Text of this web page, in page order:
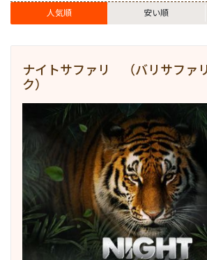
人気順 安い順
ナイトサファリ （バリサファ
ク）
ライン体験
ターンシップ
ャーター
サポート
ボジア